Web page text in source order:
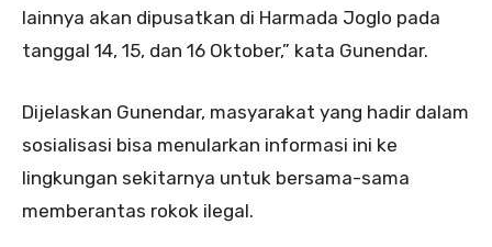
lainnya akan dipusatkan di Harmada Joglo pada
tanggal 14, 15, dan 16 Oktober,” kata Gunendar.
Dijelaskan Gunendar, masyarakat yang hadir dalam
sosialisasi bisa menularkan informasi ini ke
lingkungan sekitarnya untuk bersama-sama
memberantas rokok ilegal.